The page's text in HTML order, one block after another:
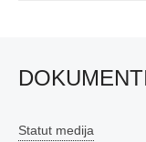
Statut medija